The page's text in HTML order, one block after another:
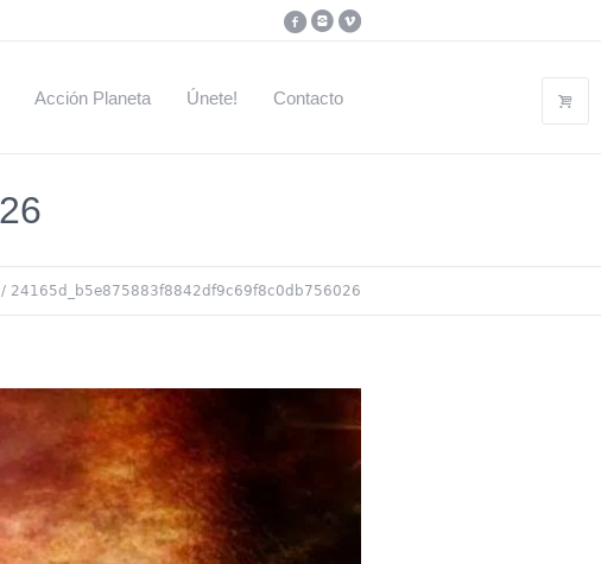
Acción Planeta Únete! Contacto
/ 24165d_b5e875883f8842df9c69f8c0db756026